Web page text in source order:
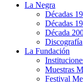
La Negra
Décadas
Décadas
Década
Discografía
La Fundación
Muestras
Festival